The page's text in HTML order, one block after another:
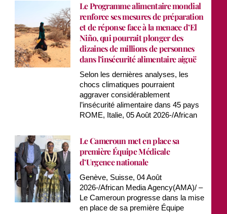
Le Programme alimentaire mondial
renforce ses mesures de préparation
et de réponse face à la menace d’El
Niño, qui pourrait plonger des
dizaines de millions de personnes
dans l’insécurité alimentaire aiguë
Selon les dernières analyses, les
chocs climatiques pourraient
aggraver considérablement
l’insécurité alimentaire dans 45 pays
ROME, Italie, 05 Août 2026-/African
Le Cameroun met en place sa
première Équipe Médicale
d’Urgence nationale
Genève, Suisse, 04 Août
2026-/African Media Agency(AMA)/ –
Le Cameroun progresse dans la mise
en place de sa première Équipe